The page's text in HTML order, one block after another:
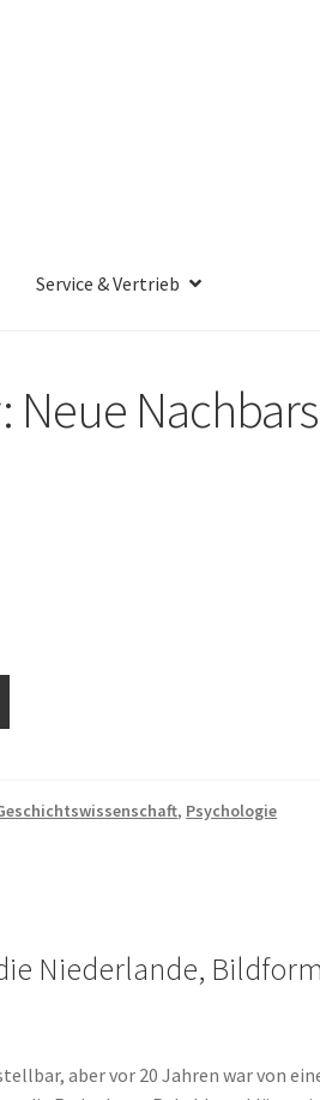
Service & Vertrieb
Neue
, Psychologie
Niederlande,
aber vor 20 Jahren war von